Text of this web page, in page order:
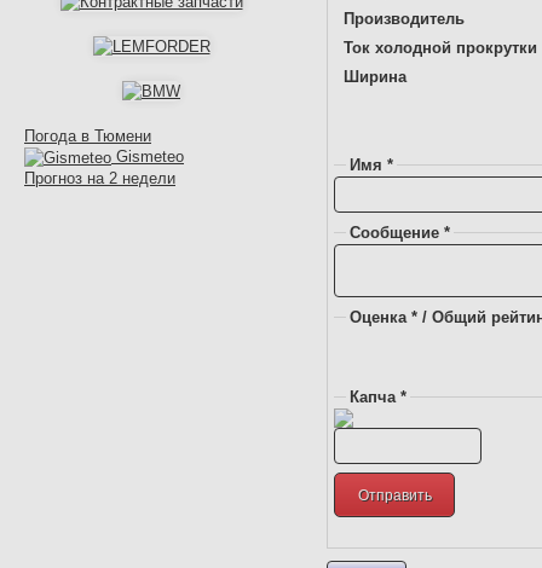
Погода в Тюмени
Gismeteo
Прогноз на 2 недели
Производитель
Ток холодной прокрутки
Ширина
Имя *
Сообщение *
Оценка * / Общий
Капча *